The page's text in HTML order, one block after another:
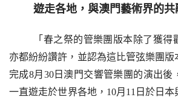
遊走各地，與澳門藝術界的共
「春之祭的管樂團版本除了獲得
亦都紛紛讚許，並認為這比管弦樂團版
完成8月30日澳門交響管樂團的演出後
一直遊走於世界各地，10月11日於日